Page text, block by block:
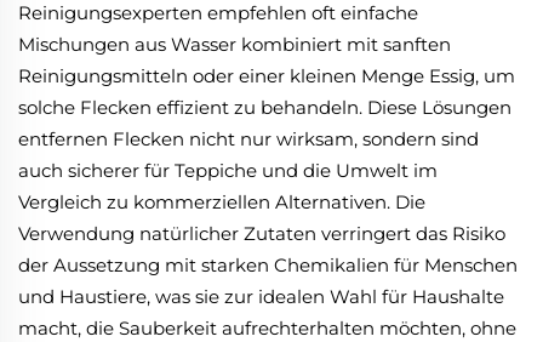
Reinigungsexperten empfehlen oft einfache
Mischungen aus Wasser kombiniert mit sanften
Reinigungsmitteln oder einer kleinen Menge Essig, um
solche Flecken effizient zu behandeln. Diese Lösungen
entfernen Flecken nicht nur wirksam, sondern sind
auch sicherer für Teppiche und die Umwelt im
Vergleich zu kommerziellen Alternativen. Die
Verwendung natürlicher Zutaten verringert das Risiko
der Aussetzung mit starken Chemikalien für Menschen
und Haustiere, was sie zur idealen Wahl für Haushalte
macht, die Sauberkeit aufrechterhalten möchten, ohne